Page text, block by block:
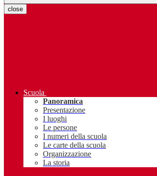
close
Scuola
Panoramica
Presentazione
I luoghi
Le persone
I numeri della scuola
Le carte della scuola
Organizzazione
La storia